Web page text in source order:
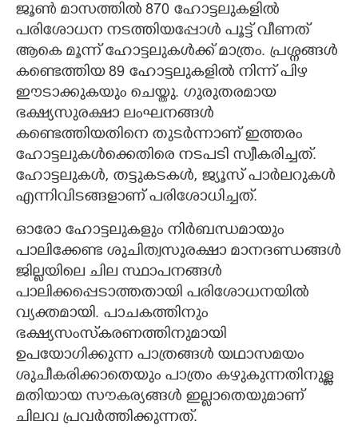
ജൂൺ മാസത്തിൽ 870 ഹോട്ടലുകളിൽ
പരിശോധന നടത്തിയപ്പോൾ പൂട്ട് വീണത്
ആകെ മൂന്ന് ഹോട്ടലുകൾക്ക് മാത്രം. പ്രശ്നങ്ങൾ
കണ്ടെത്തിയ 89 ഹോട്ടലുകളിൽ നിന്ന് പിഴ
ഈടാക്കുകയും ചെയ്തു. ഗുരുതരമായ
ഭക്ഷ്യസുരക്ഷാ ലംഘനങ്ങൾ
കണ്ടെത്തിയതിനെ തുടർന്നാണ് ഇത്തരം
ഹോട്ടലുകൾക്കെതിരെ നടപടി സ്വീകരിച്ചത്.
ഹോട്ടലുകൾ, തട്ടുകടകൾ, ജ്യൂസ് പാർലറുകൾ
എന്നിവിടങ്ങളാണ് പരിശോധിച്ചത്.
ഓരോ ഹോട്ടലുകളും നിർബന്ധമായും
പാലിക്കേണ്ട ശുചിത്വസുരക്ഷാ മാനദണ്ഡങ്ങൾ
ജില്ലയിലെ ചില സ്ഥാപനങ്ങൾ
പാലിക്കപ്പെടാത്തതായി പരിശോധനയിൽ
വ്യക്തമായി. പാചകത്തിനും
ഭക്ഷ്യസംസ്‌കരണത്തിനുമായി
ഉപയോഗിക്കുന്ന പാത്രങ്ങൾ യഥാസമയം
ശുചീകരിക്കാതെയും പാത്രം കഴുകുന്നതിനുള്ള
മതിയായ സൗകര്യങ്ങൾ ഇല്ലാതെയുമാണ്
ചിലവ പ്രവർത്തിക്കുന്നത്.